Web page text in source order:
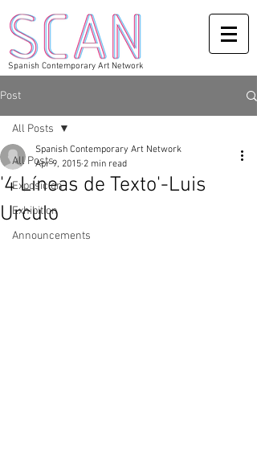
Spanish Contemporary Art Network
Post
All Posts
Exposicion
Exhibition
Announcements
All Posts
'4 Líneas de Texto'-Luis
Urculo
Spanish Contemporary Art Network
Apr 9, 2015 2 min read